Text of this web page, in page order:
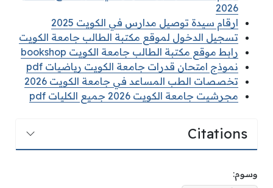
2026
ارقام سيدة توصيل مدارس في الكويت 2025
تسجيل الدخول لموقع مكتبة الطالب جامعة الكويت
رابط موقع مكتبة الطالب جامعة الكويت bookshop
نموذج امتحان قدرات جامعة الكويت رياضيات pdf
تخصصات الطب المساعد في جامعة الكويت 2026
مجرشيت جامعة الكويت 2026 جميع الكليات pdf
Citations
وسوم: